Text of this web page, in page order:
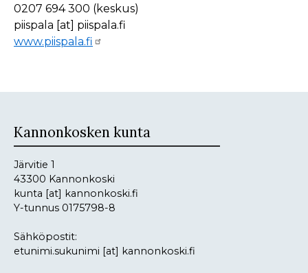
0207 694 300 (keskus)
piispala [at] piispala.fi
www.piispala.fi
Kannonkosken kunta
Järvitie 1
43300 Kannonkoski
kunta [at] kannonkoski.fi
Y-tunnus 0175798-8
Sähköpostit:
etunimi.sukunimi [at] kannonkoski.fi